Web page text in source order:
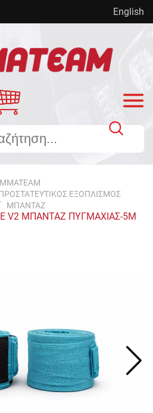
English
MMATEAM
ΕΞΟΠΛΙΣΜΟΣ
ΜΠΑΝΤΑΖ
V2 ΜΠΑΝΤΑΖ ΠΥΓΜΑΧΙΑΣ-5M